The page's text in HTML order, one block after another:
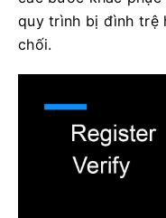
quy trình bị đình trệ
chối.